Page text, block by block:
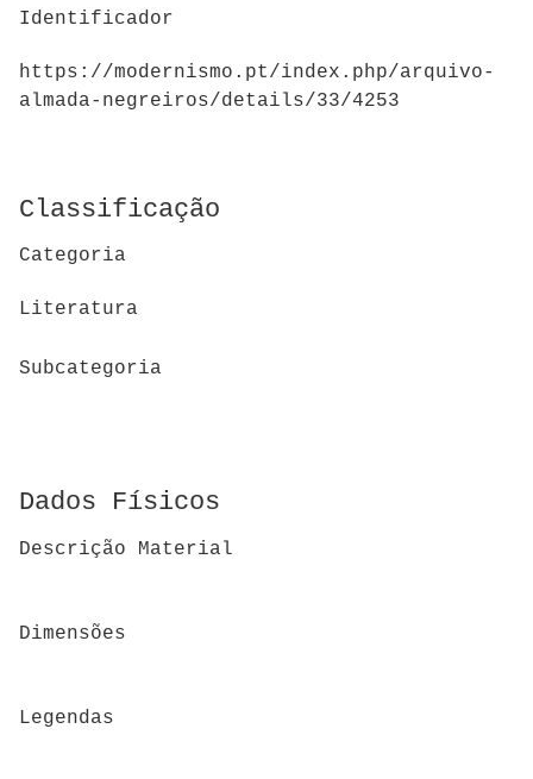
Identificador
https://modernismo.pt/index.php/arquivo-
almada-negreiros/details/33/4253
Classificação
Categoria
Literatura
Subcategoria
Dados Físicos
Descrição Material
Dimensões
Legendas